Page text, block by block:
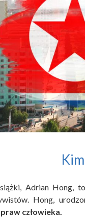
Adrian Hong, to
Hong,
człowieka.